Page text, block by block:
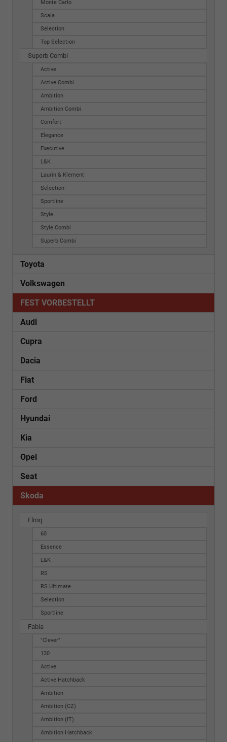
Monte Carlo
Scala
Selection
Top Selection
Superb Combi
Active
Active Combi
Ambition
Ambition Combi
Comfort
Elegance
Executive
L&K
Laurin & Klement
Selection
Sportline
Style
Style Combi
Superb Combi
Toyota
Volkswagen
FEST VORBESTELLT
Audi
Cupra
Dacia
Fiat
Ford
Hyundai
Kia
Opel
Seat
Skoda
Elroq
60
Essence
L&K
RS
RS Ultimate
Selection
Sportline
Fabia
"Clever"
130
Active
Active Hatchback
Ambition
Ambition (CZ)
Ambition (IT)
Ambition Hatchback